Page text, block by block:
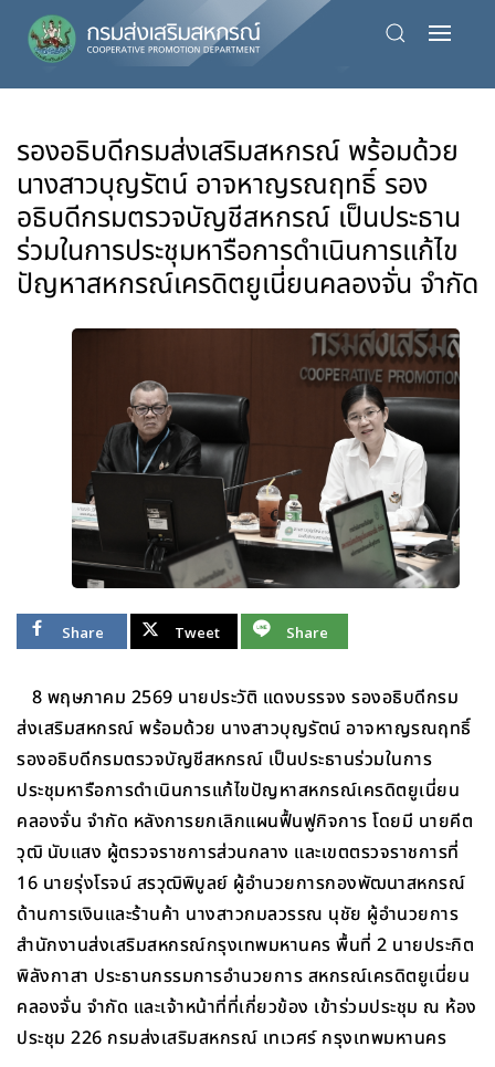
Skip
to
content
รองอธิบดีกรมส่งเสริมสหกรณ์ พร้อมด้วย
นางสาวบุญรัตน์ อาจหาญรณฤทธิ์ รอง
อธิบดีกรมตรวจบัญชีสหกรณ์ เป็นประธาน
ร่วมในการประชุมหารือการดำเนินการแก้ไข
ปัญหาสหกรณ์เครดิตยูเนี่ยนคลองจั่น จำกัด
Share Tweet Share
8 พฤษภาคม 2569 นายประวัติ แดงบรรจง รองอธิบดีกรม
ส่งเสริมสหกรณ์ พร้อมด้วย นางสาวบุญรัตน์ อาจหาญรณฤทธิ์
รองอธิบดีกรมตรวจบัญชีสหกรณ์ เป็นประธานร่วมในการ
ประชุมหารือการดำเนินการแก้ไขปัญหาสหกรณ์เครดิตยูเนี่ยน
คลองจั่น จำกัด หลังการยกเลิกแผนฟื้นฟูกิจการ โดยมี นายคีต
วุฒิ นับแสง ผู้ตรวจราชการส่วนกลาง และเขตตรวจราชการที่
16 นายรุ่งโรจน์ สรวุฒิพิบูลย์ ผู้อำนวยการกองพัฒนาสหกรณ์
ด้านการเงินและร้านค้า นางสาวกมลวรรณ นุชัย ผู้อำนวยการ
สำนักงานส่งเสริมสหกรณ์กรุงเทพมหานคร พื้นที่ 2 นายประกิต
พิลังกาสา ประธานกรรมการอำนวยการ สหกรณ์เครดิตยูเนี่ยน
คลองจั่น จำกัด และเจ้าหน้าที่ที่เกี่ยวข้อง เข้าร่วมประชุม ณ ห้อง
ประชุม 226 กรมส่งเสริมสหกรณ์ เทเวศร์ กรุงเทพมหานคร